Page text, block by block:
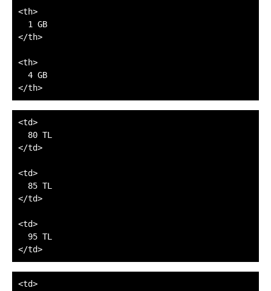
<th>
  1 GB
</th>
<th>
  4 GB
<td>
  80 TL
</td>
<td>
  85 TL
</td>
<td>
  95 TL
<td>